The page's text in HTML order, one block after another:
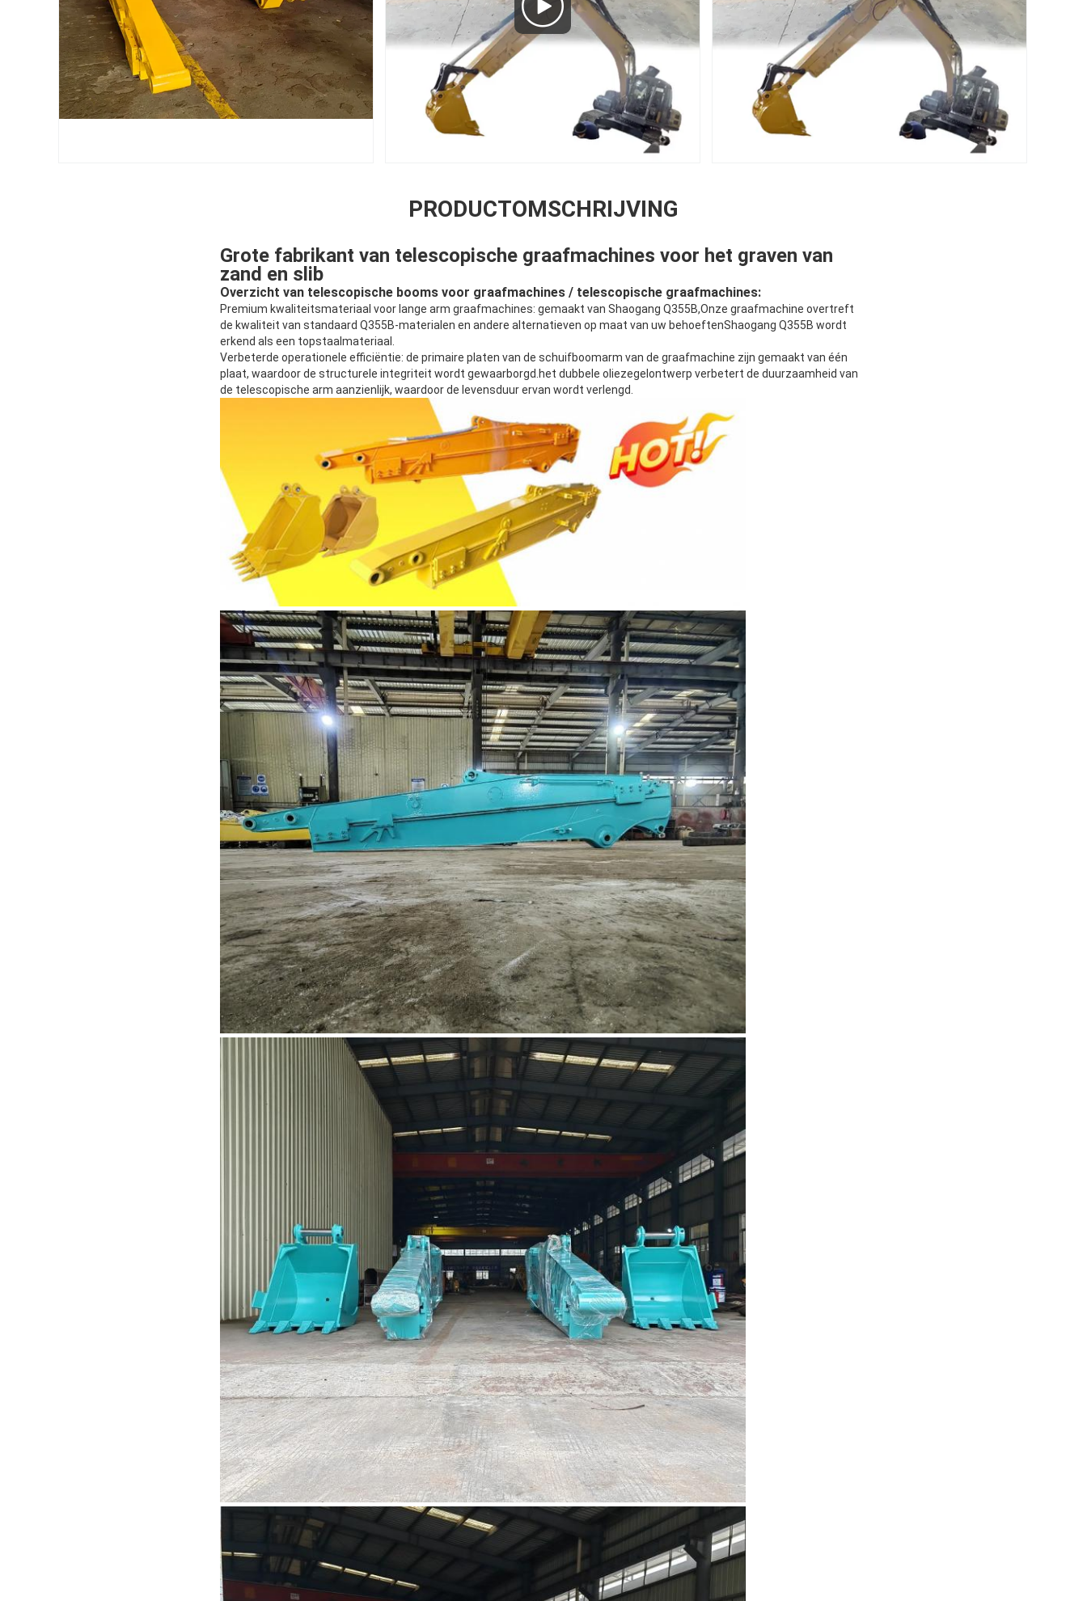
PRODUCTOMSCHRIJVING
Grote fabrikant van telescopische graafmachines voor het graven van
zand en slib
Overzicht van telescopische booms voor graafmachines / telescopische graafmachines:
Premium kwaliteitsmateriaal voor lange arm graafmachines: gemaakt van Shaogang Q355B,Onze graafmachine overtreft
de kwaliteit van standaard Q355B-materialen en andere alternatieven op maat van uw behoeftenShaogang Q355B wordt
erkend als een topstaalmateriaal.
Verbeterde operationele efficiëntie: de primaire platen van de schuifboomarm van de graafmachine zijn gemaakt van één
plaat, waardoor de structurele integriteit wordt gewaarborgd.het dubbele oliezegelontwerp verbetert de duurzaamheid van
de telescopische arm aanzienlijk, waardoor de levensduur ervan wordt verlengd.